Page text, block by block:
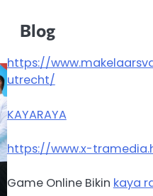
Blog
https://
utrecht/
KAYARAYA
https://www.x-
Game Online Bikin kaya